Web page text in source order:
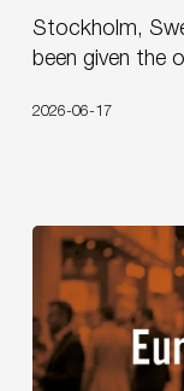
MSMB
200
to
Almedalen
Week
Stockholm,
been given the
2026-06-17